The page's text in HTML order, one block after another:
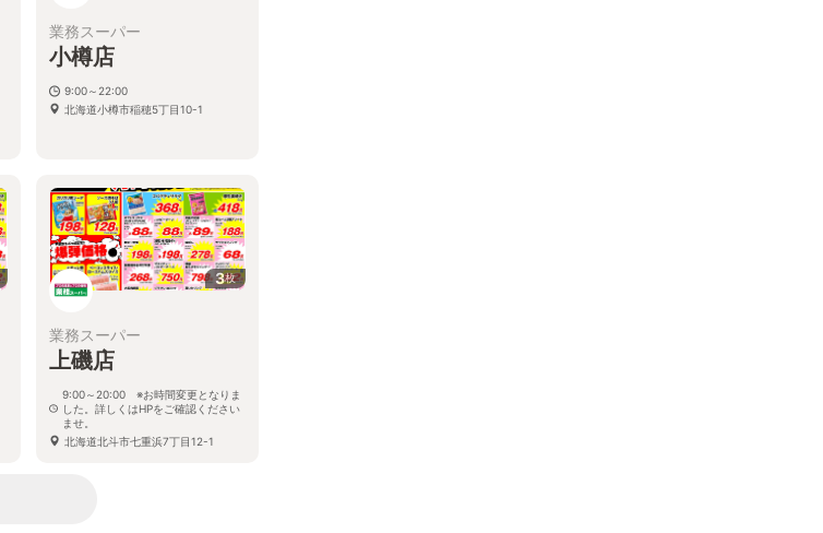
業務スーパー
小樽店
9:00～22:00
北海道小樽市稲穂5丁目10-1
3枚
業務スーパー
上磯店
9:00～20:00 ※お時間変更となりま
した。詳しくはHPをご確認ください
ませ。
北海道北斗市七重浜7丁目12-1